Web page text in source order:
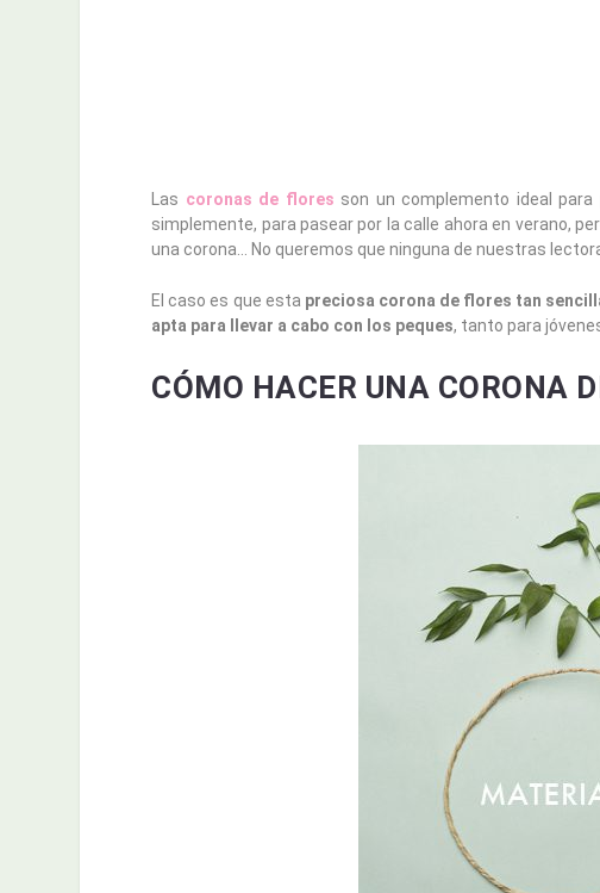
Las coronas de flores son un complemento ideal
simplemente, para pasear por la calle ahora en verano,
una corona… No queremos que ninguna de nuestras
El caso es que esta preciosa corona de flores tan
apta para llevar a cabo con los peques, tanto para
CÓMO HACER UNA CORONA